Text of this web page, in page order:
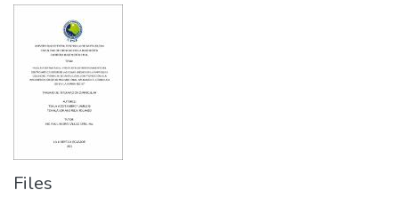
Files